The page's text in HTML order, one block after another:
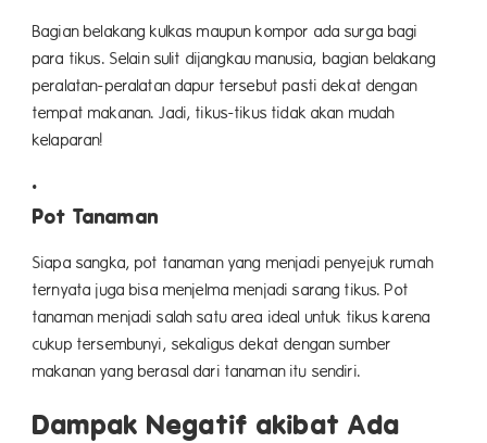
Bagian belakang kulkas maupun kompor ada surga bagi
para tikus. Selain sulit dijangkau manusia, bagian belakang
peralatan-peralatan dapur tersebut pasti dekat dengan
tempat makanan. Jadi, tikus-tikus tidak akan mudah
kelaparan!
Pot Tanaman
Siapa sangka, pot tanaman yang menjadi penyejuk rumah
ternyata juga bisa menjelma menjadi sarang tikus. Pot
tanaman menjadi salah satu area ideal untuk tikus karena
cukup tersembunyi, sekaligus dekat dengan sumber
makanan yang berasal dari tanaman itu sendiri.
Dampak Negatif akibat Ada